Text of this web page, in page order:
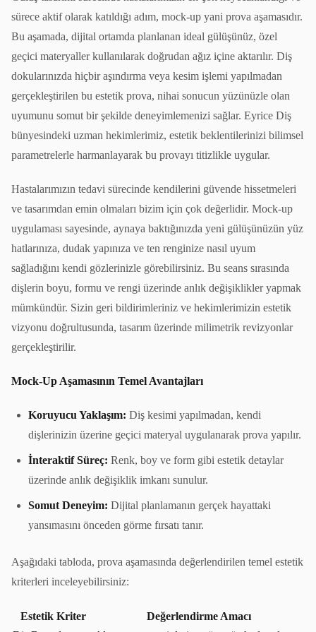
sürece aktif olarak katıldığı adım, mock-up yani prova aşamasıdır.
Bu aşamada, dijital ortamda planlanan ideal gülüşünüz, özel
geçici materyaller kullanılarak doğrudan ağız içine aktarılır. Diş
dokularınızda hiçbir aşındırma veya kesim işlemi yapılmadan
gerçekleştirilen bu estetik prova, nihai sonucun yüzünüzle olan
uyumunu somut bir şekilde deneyimlemenizi sağlar. Eyrice Diş
bünyesindeki uzman hekimlerimiz, estetik beklentilerinizi bilimsel
parametrelerle harmanlayarak bu provayı titizlikle uygular.
Hastalarımızın tedavi sürecinde kendilerini güvende hissetmeleri
ve tasarımdan emin olmaları bizim için çok değerlidir. Mock-up
uygulaması sayesinde, aynaya baktığınızda yeni gülüşünüzün yüz
hatlarınıza, dudak yapınıza ve ten renginize nasıl uyum
sağladığını kendi gözlerinizle görebilirsiniz. Bu seans sırasında
dişlerin boyu, formu ve rengi üzerinde anlık değişiklikler yapmak
mümkündür. Sizin geri bildirimleriniz ve hekimlerimizin estetik
vizyonu doğrultusunda, tasarım üzerinde milimetrik revizyonlar
gerçekleştirilir.
Mock-Up Aşamasının Temel Avantajları
Koruyucu Yaklaşım: Diş kesimi yapılmadan, kendi
dişlerinizin üzerine geçici materyal uygulanarak prova yapılır.
İnteraktif Süreç: Renk, boy ve form gibi estetik detaylar
üzerinde anlık değişiklik imkanı sunulur.
Somut Deneyim: Dijital planlamanın gerçek hayattaki
yansımasını önceden görme fırsatı tanır.
Aşağıdaki tabloda, prova aşamasında değerlendirilen temel estetik
kriterleri inceleyebilirsiniz:
Estetik Kriter
Değerlendirme Amacı